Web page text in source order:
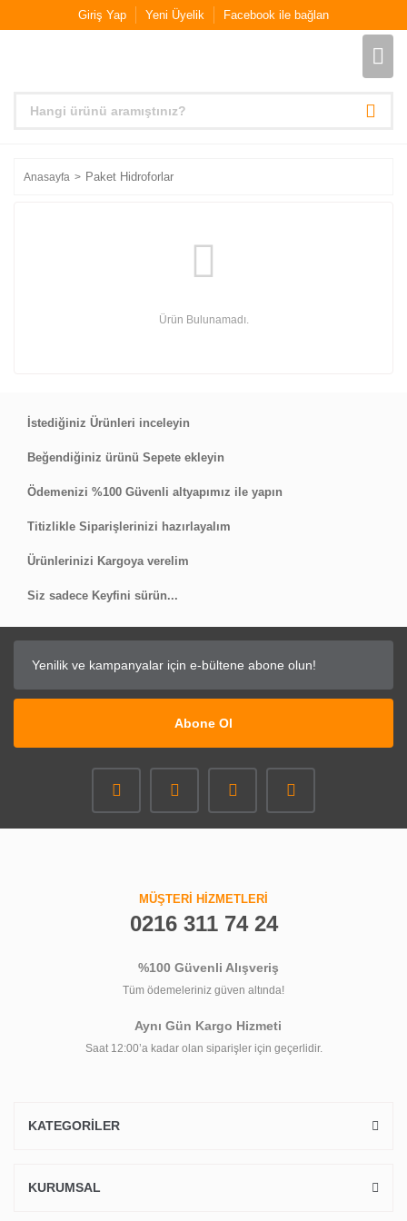
Giriş Yap Yeni Üyelik Facebook ile bağlan
Anasayfa Paket Hidroforlar
Ürün Bulunamadı.
İstediğiniz Ürünleri inceleyin
Beğendiğiniz ürünü Sepete ekleyin
Ödemenizi %100 Güvenli altyapımız ile yapın
Titizlikle Siparişlerinizi hazırlayalım
Ürünlerinizi Kargoya verelim
Siz sadece Keyfini sürün...
Abone Ol
MÜŞTERİ HİZMETLERİ
0216 311 74 24
%100 Güvenli Alışveriş
Tüm ödemeleriniz güven altında!
Aynı Gün Kargo Hizmeti
Saat 12:00’a kadar olan siparişler için geçerlidir.
KATEGORİLER
KURUMSAL